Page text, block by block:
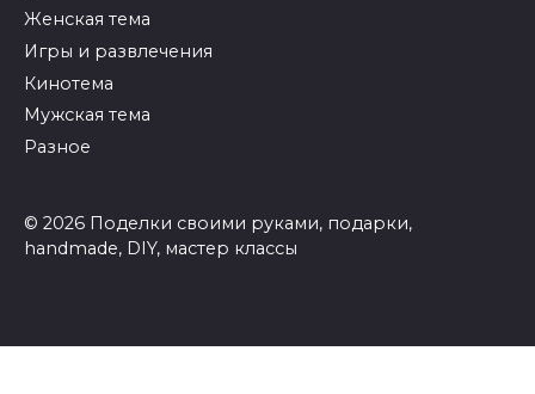
Женская тема
Игры и развлечения
Кинотема
Мужская тема
Разное
© 2026 Поделки своими руками, подарки,
handmade, DIY, мастер классы